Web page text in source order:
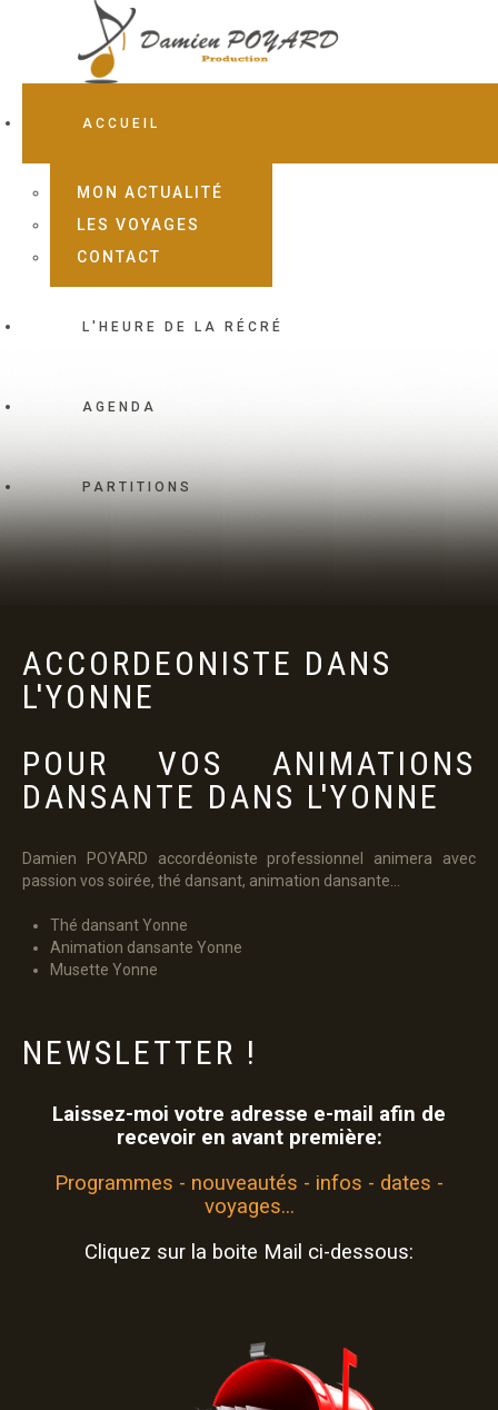
ACCUEIL
MON ACTUALITÉ
LES VOYAGES
CONTACT
L'HEURE DE LA RÉCRÉ
AGENDA
PARTITIONS
PANIER
ACCORDEONISTE DANS
L'YONNE
POUR VOS ANIMATIONS
DANSANTE DANS L'YONNE
Damien POYARD accordéoniste professionnel animera avec
passion vos soirée, thé dansant, animation dansante...
Thé dansant Yonne
Animation dansante Yonne
Musette Yonne
NEWSLETTER !
Laissez-moi votre adresse e-mail afin de
recevoir en avant première:
Programmes - nouveautés - infos - dates -
voyages...
Cliquez sur la boite Mail ci-dessous: